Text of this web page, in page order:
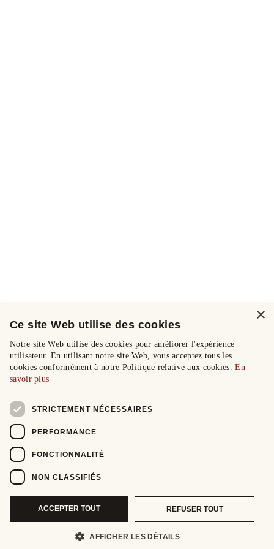
×
Ce site Web utilise des cookies
Notre site Web utilise des cookies pour améliorer l'expérience
utilisateur. En utilisant notre site Web, vous acceptez tous les
cookies conformément à notre Politique relative aux cookies.En
savoir plus
STRICTEMENT NÉCESSAIRES
PERFORMANCE
FONCTIONNALITÉ
NON CLASSIFIÉS
ACCEPTER TOUT REFUSER TOUT
AFFICHER LES DÉTAILS